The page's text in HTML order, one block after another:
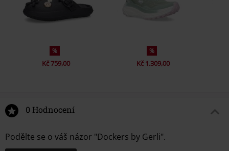
%
Kč 759,00
%
Kč 1.309,00
0 Hodnocení
Podělte se o váš názor "Dockers by Gerli".